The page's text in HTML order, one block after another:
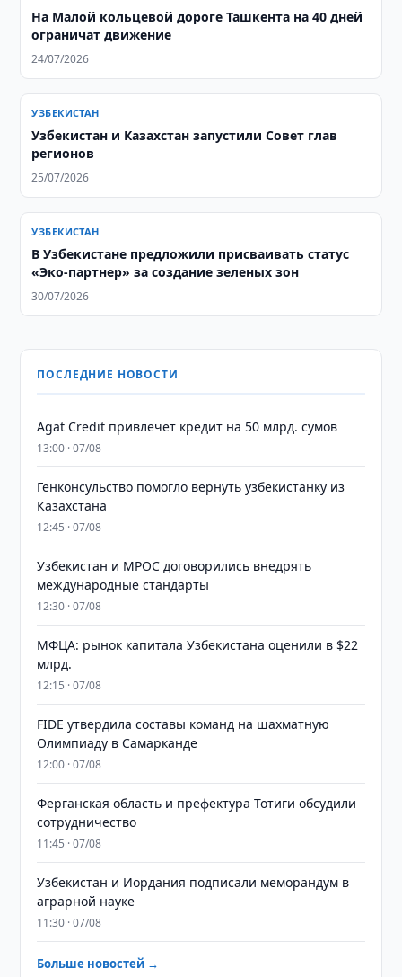
На Малой кольцевой дороге Ташкента на 40 дней
ограничат движение
24/07/2026
УЗБЕКИСТАН
Узбекистан и Казахстан запустили Совет глав
регионов
25/07/2026
УЗБЕКИСТАН
В Узбекистане предложили присваивать статус
«Эко-партнер» за создание зеленых зон
30/07/2026
ПОСЛЕДНИЕ НОВОСТИ
Agat Credit привлечет кредит на 50 млрд. сумов
13:00 · 07/08
Генконсульство помогло вернуть узбекистанку из
Казахстана
12:45 · 07/08
Узбекистан и MPOC договорились внедрять
международные стандарты
12:30 · 07/08
МФЦА: рынок капитала Узбекистана оценили в $22
млрд.
12:15 · 07/08
FIDE утвердила составы команд на шахматную
Олимпиаду в Самарканде
12:00 · 07/08
Ферганская область и префектура Тотиги обсудили
сотрудничество
11:45 · 07/08
Узбекистан и Иордания подписали меморандум в
аграрной науке
11:30 · 07/08
Больше новостей →